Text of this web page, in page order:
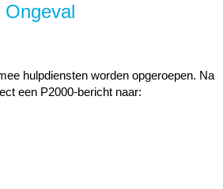
Ongeval
hulpdiensten worden opgeroepen. Na
een P2000-bericht naar: